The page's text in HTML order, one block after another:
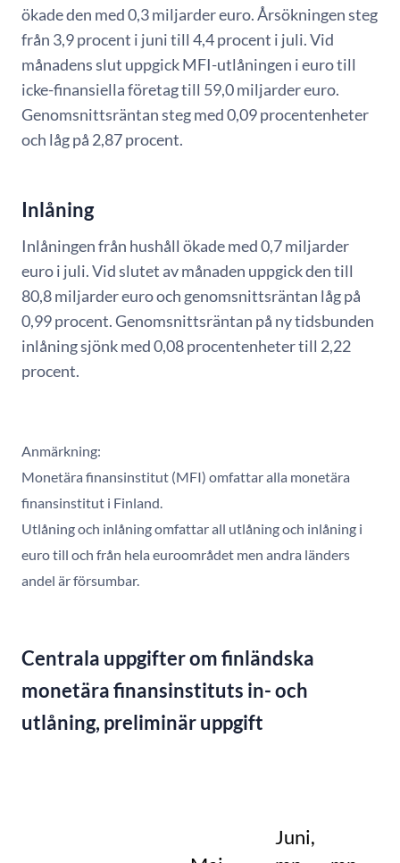
ökade den med 0,3 miljarder euro. Årsökningen steg
från 3,9 procent i juni till 4,4 procent i juli. Vid
månadens slut uppgick MFI-utlåningen i euro till
icke-finansiella företag till 59,0 miljarder euro.
Genomsnittsräntan steg med 0,09 procentenheter
och låg på 2,87 procent.
Inlåning
Inlåningen från hushåll ökade med 0,7 miljarder
euro i juli. Vid slutet av månaden uppgick den till
80,8 miljarder euro och genomsnittsräntan låg på
0,99 procent. Genomsnittsräntan på ny tidsbunden
inlåning sjönk med 0,08 procentenheter till 2,22
procent.
Anmärkning:
Monetära finansinstitut (MFI) omfattar alla monetära
finansinstitut i Finland.
Utlåning och inlåning omfattar all utlåning och inlåning i
euro till och från hela euroområdet men andra länders
andel är försumbar.
Centrala uppgifter om finländska
monetära finansinstituts in- och
utlåning, preliminär uppgift
Juni,